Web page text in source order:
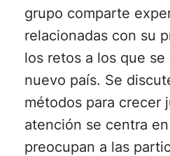
grupo comparte
relacionadas con su
los retos a los que
nuevo país. Se
métodos para crecer
atención se centra
preocupan a las